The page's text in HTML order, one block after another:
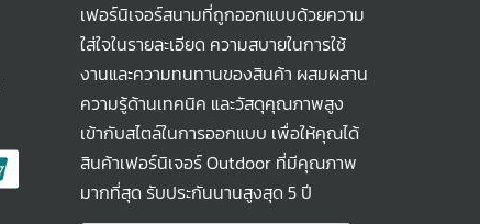
เฟอร์นิเจอร์สนามที่ถูกออกแบบด้วยความ
ใส่ใจในรายละเอียด ความสบายในการใช้
งานและความทนทานของสินค้า ผสมผสาน
ความรู้ด้านเทคนิค และวัสดุคุณภาพสูง
เข้ากับสไตล์ในการออกแบบ เพื่อให้คุณได้
สินค้าเฟอร์นิเจอร์ Outdoor ที่มีคุณภาพ
มากที่สุด รับประกันนานสูงสุด 5 ปี